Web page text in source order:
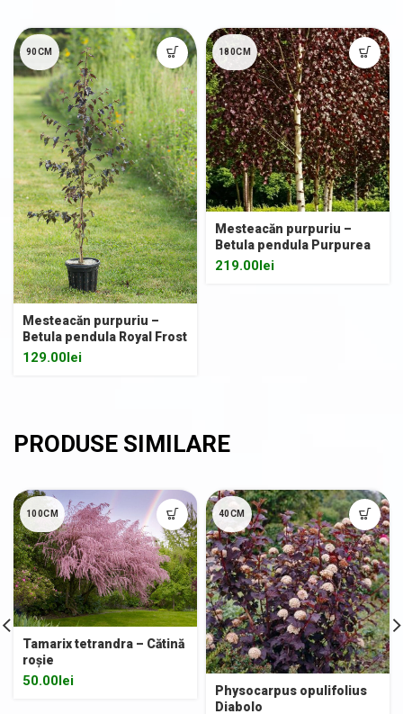
90CM
Mesteacăn purpuriu –
Betula pendula Royal Frost
129.00lei
180CM
Mesteacăn purpuriu –
Betula pendula Purpurea
219.00lei
100CM
Tamarix tetrandra – Cătină
roșie
50.00 lei
40CM
Physocarpus opulifolius
Diabolo